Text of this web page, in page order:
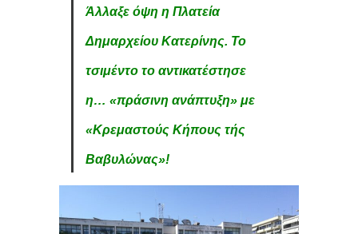
Άλλαξε όψη η Πλατεία
Δημαρχείου Κατερίνης. Το
τσιμέντο το αντικατέστησε
η… «πράσινη ανάπτυξη» με
«Κρεμαστούς Κήπους τής
Βαβυλώνας»!